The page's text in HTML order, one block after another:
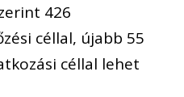
426
céllal, újabb 55
céllal lehet